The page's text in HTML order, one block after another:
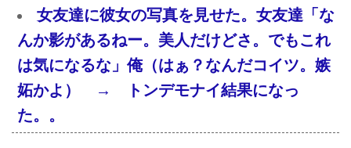
女友達に彼女の写真を見せた。女友達「な
んか影があるねー。美人だけどさ。でもこれ
は気になるな」俺（はぁ？なんだコイツ。嫉
妬かよ） → トンデモナイ結果になっ
た。。